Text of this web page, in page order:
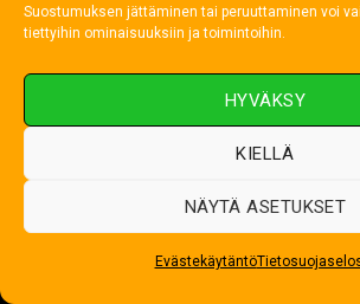
Suostumuksen jättäminen tai peruuttaminen voi
tiettyihin ominaisuuksiin ja toimintoihin.
HYVÄKSY
KIELLÄ
NÄYTÄ ASETUKSET
Evästekäytäntö